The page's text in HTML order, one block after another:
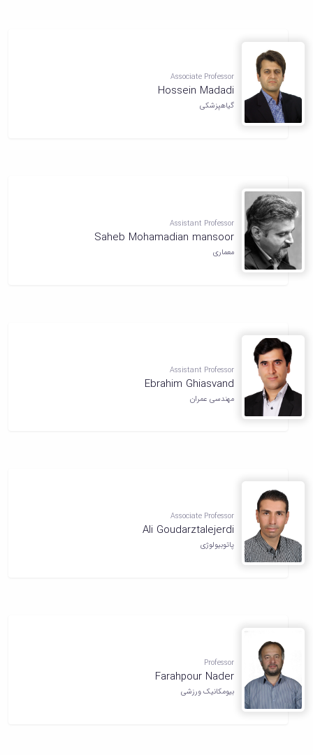
Associate Professor
Hossein Madadi
گیاهپزشکی
Assistant Professor
Saheb Mohamadian mansoor
معماری
Assistant Professor
Ebrahim Ghiasvand
مهندسی عمران
Associate Professor
Ali Goudarztalejerdi
پاتوبیولوژی
Professor
Farahpour Nader
بیومکانیک ورزشی